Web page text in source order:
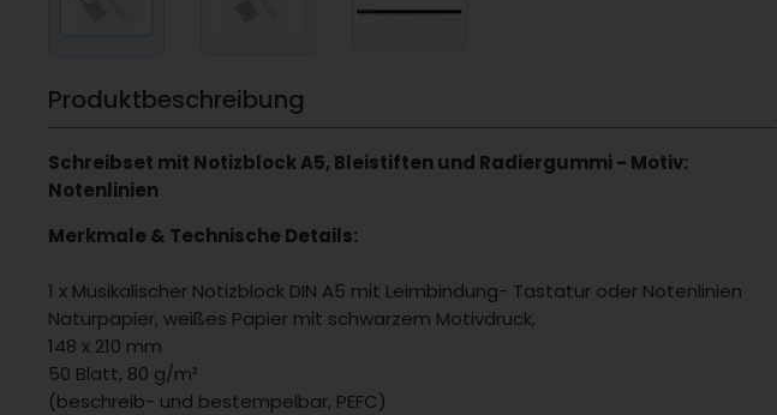
Produktbeschreibung
Schreibset mit Notizblock A5, Bleistiften und Radiergummi - Motiv:
Notenlinien
Merkmale & Technische Details:
1 x Musikalischer Notizblock DIN A5 mit Leimbindung- Tastatur oder Notenlinien
Naturpapier, weißes Papier mit schwarzem Motivdruck,
148 x 210 mm
50 Blatt, 80 g/m²
(beschreib- und bestempelbar, PEFC)